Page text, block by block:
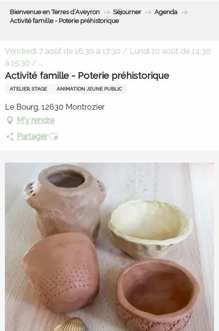
Bienvenue en Terres d’Aveyron Séjourner
Agenda
Activité famille - Poterie préhistorique
Vendredi 7 août de 16:30 à 17:30 / Lundi 10 août de 14:30
à 15:30 / ...
Activité famille - Poterie préhistorique
ATELIER, STAGE ANIMATION JEUNE PUBLIC
Le Bourg, 12630 Montrozier
M'y rendre
PartagerAjouter aux favoris